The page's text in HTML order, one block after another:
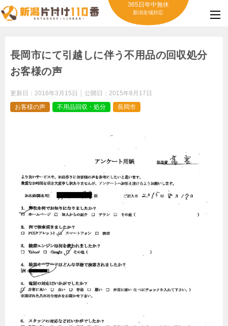
365日年中無休
新潟全域対応
長岡市にて引越しに伴う不用品の回収処分
お客様の声
更新日： 2016年3月15日 公開日： 2015年8月17日
お客様の声
不用品回収・処分 長岡市